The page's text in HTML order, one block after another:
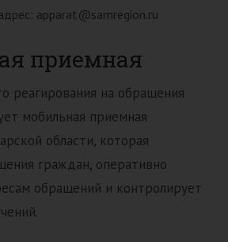
apparat@samregion.ru
приемная
реагирования на обращения
мобильная приемная
области, которая
граждан, оперативно
обращений и контролирует